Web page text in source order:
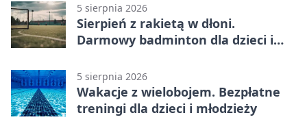
5 sierpnia 2026
Sierpień z rakietą w dłoni.
Darmowy badminton dla dzieci i
5 sierpnia 2026
Wakacje z wielobojem. Bezpłatne
treningi dla dzieci i młodzieży